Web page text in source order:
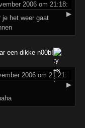
2006 om 21:18:
▶
het weer gaat
een dikke n00b!
2006 om 21:21:
▶